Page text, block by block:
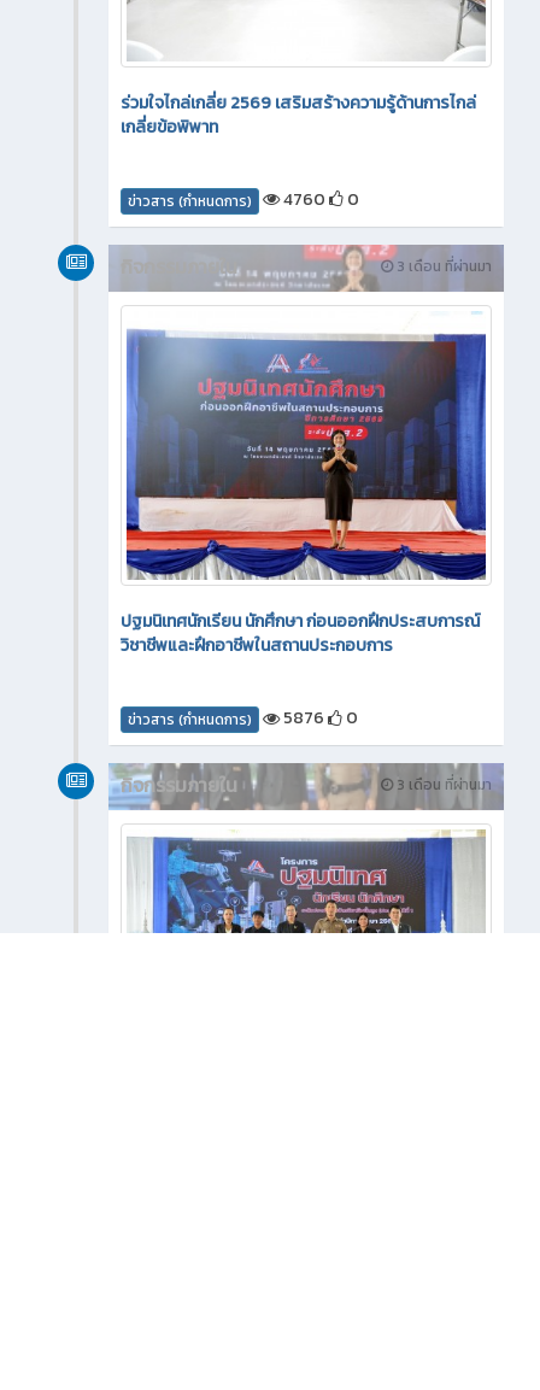
ร่วมใจไกล่เกลี่ย 2569 เสริมสร้างความรู้ด้านการไกล่
เกลี่ยข้อพิพาท
ข่าวสาร (กำหนดการ) 4760 0
3 เดือน ที่ผ่านมา
กิจกรรมภายใน
ปฐมนิเทศนักเรียน นักศึกษา ก่อนออกฝึกประสบการณ์
วิชาชีพและฝึกอาชีพในสถานประกอบการ
ข่าวสาร (กำหนดการ) 5876 0
3 เดือน ที่ผ่านมา
กิจกรรมภายใน